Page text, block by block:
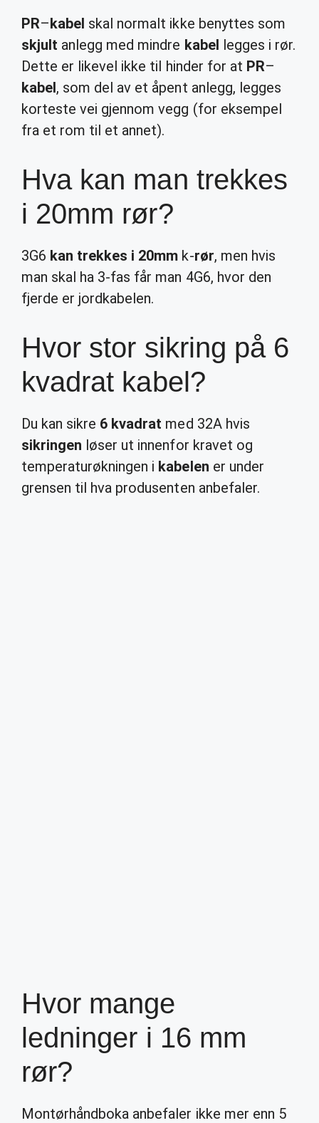
PR–kabel skal normalt ikke benyttes som
skjult anlegg med mindre kabel legges i rør.
Dette er likevel ikke til hinder for at PR–
kabel, som del av et åpent anlegg, legges
korteste vei gjennom vegg (for eksempel
fra et rom til et annet).
Hva kan man trekkes
i 20mm rør?
3G6 kan trekkes i 20mm k-rør, men hvis
man skal ha 3-fas får man 4G6, hvor den
fjerde er jordkabelen.
Hvor stor sikring på 6
kvadrat kabel?
Du kan sikre 6 kvadrat med 32A hvis
sikringen løser ut innenfor kravet og
temperaturøkningen i kabelen er under
grensen til hva produsenten anbefaler.
Hvor mange
ledninger i 16 mm
rør?
Montørhåndboka anbefaler ikke mer enn 5